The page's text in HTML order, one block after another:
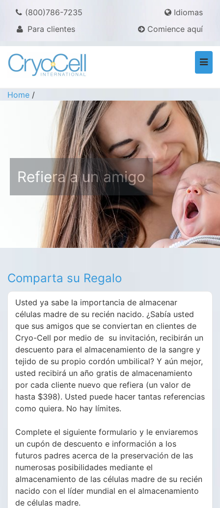
(800)786-7235
Idiomas
Para clientes
Comience aquí
Home /
Refiera a un amigo
Comparta su Regalo
Usted ya sabe la importancia de almacenar
células madre de su recién nacido. ¿Sabía usted
que sus amigos que se conviertan en clientes de
Cryo-Cell por medio de su invitación, recibirán un
descuento para el almacenamiento de la sangre y
tejido de su propio cordón umbilical? Y aún mejor,
usted recibirá un año gratis de almacenamiento
por cada cliente nuevo que refiera (un valor de
hasta $398). Usted puede hacer tantas referencias
como quiera. No hay límites.
Complete el siguiente formulario y le enviaremos
un cupón de descuento e información a los
futuros padres acerca de la preservación de las
numerosas posibilidades mediante el
almacenamiento de las células madre de su recién
nacido con el líder mundial en el almacenamiento
de células madre.